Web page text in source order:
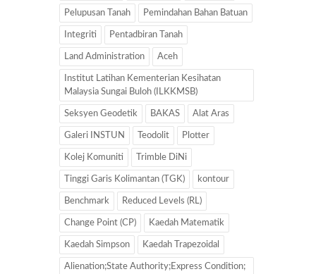
Pelupusan Tanah Pemindahan Bahan Batuan
Integriti Pentadbiran Tanah
Land Administration Aceh
Institut Latihan Kementerian Kesihatan
Malaysia Sungai Buloh (ILKKMSB)
Seksyen Geodetik BAKAS Alat Aras
Galeri INSTUN Teodolit Plotter
Kolej Komuniti Trimble DiNi
Tinggi Garis Kolimantan (TGK) kontour
Benchmark Reduced Levels (RL)
Change Point (CP) Kaedah Matematik
Kaedah Simpson Kaedah Trapezoidal
Alienation;State Authority;Express Condition;